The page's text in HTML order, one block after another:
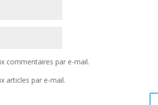
commentaires par e-mail.
articles par e-mail.